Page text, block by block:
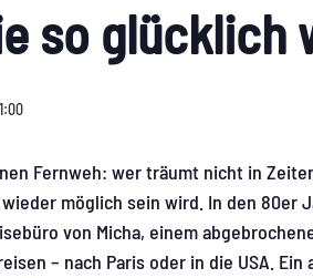
so glücklich
Fernweh: wer träumt nicht in
möglich sein wird. In den 80er
von Micha, einem
– nach Paris oder in die USA.